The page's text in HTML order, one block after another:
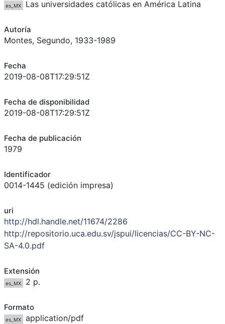
es_MX Las universidades católicas en América Latina
Autoría
Montes, Segundo, 1933-1989
Fecha
2019-08-08T17:29:51Z
Fecha de disponibilidad
2019-08-08T17:29:51Z
Fecha de publicación
1979
Identificador
0014-1445 (edición impresa)
uri
http://hdl.handle.net/11674/2286
http://repositorio.uca.edu.sv/jspui/licencias/CC-BY-NC-
SA-4.0.pdf
Extensión
es_MX 2 p.
Formato
es_MX application/pdf